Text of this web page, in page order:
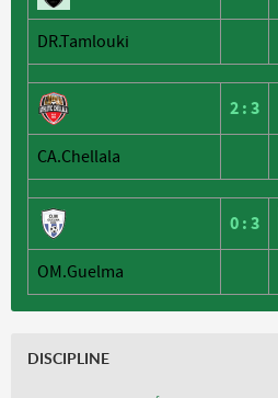
DR.Tamlouki
2 : 3
CA.Chellala
0 : 3
OM.Guelma
DISCIPLINE